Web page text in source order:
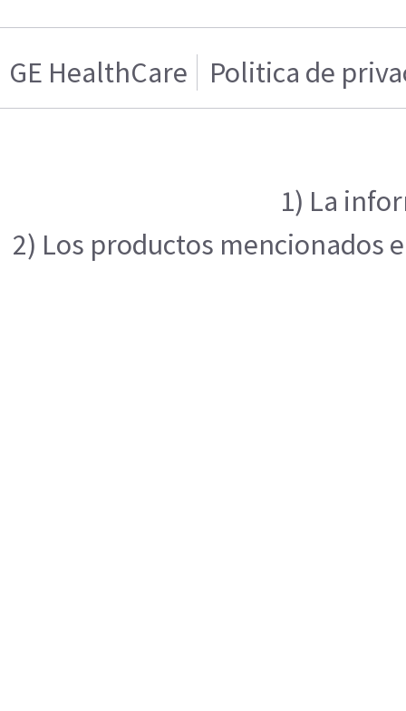
GE HealthCare Politica de
1) La
2) Los productos mencionados